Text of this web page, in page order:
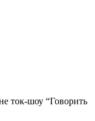
ток-шоу “Говорить